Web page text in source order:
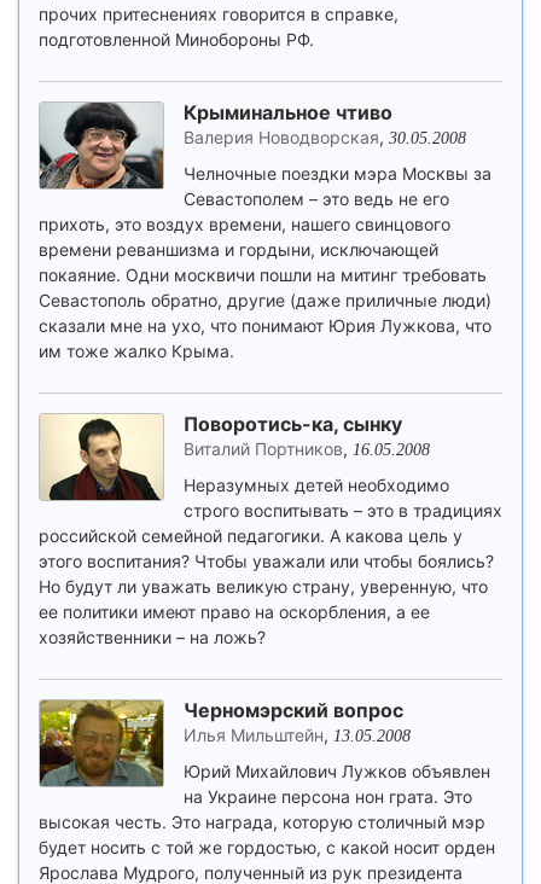
прочих притеснениях говорится в справке,
подготовленной Минобороны РФ.
Крыминальное чтиво
Валерия Новодворская, 30.05.2008
Челночные поездки мэра Москвы за
Севастополем – это ведь не его
прихоть, это воздух времени, нашего свинцового
времени реваншизма и гордыни, исключающей
покаяние. Одни москвичи пошли на митинг требовать
Севастополь обратно, другие (даже приличные люди)
сказали мне на ухо, что понимают Юрия Лужкова, что
им тоже жалко Крыма.
Поворотись-ка, сынку
Виталий Портников, 16.05.2008
Неразумных детей необходимо
строго воспитывать – это в традициях
российской семейной педагогики. А какова цель у
этого воспитания? Чтобы уважали или чтобы боялись?
Но будут ли уважать великую страну, уверенную, что
ее политики имеют право на оскорбления, а ее
хозяйственники – на ложь?
Черномэрский вопрос
Илья Мильштейн, 13.05.2008
Юрий Михайлович Лужков объявлен
на Украине персона нон грата. Это
высокая честь. Это награда, которую столичный мэр
будет носить с той же гордостью, с какой носит орден
Ярослава Мудрого, полученный из рук президента